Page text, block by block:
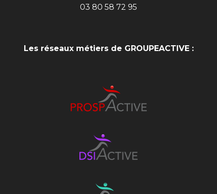
03 80 58 72 95
Les réseaux métiers de GROUPEACTIVE :